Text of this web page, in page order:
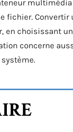
fichier. Convertir
en choisissant un
concerne